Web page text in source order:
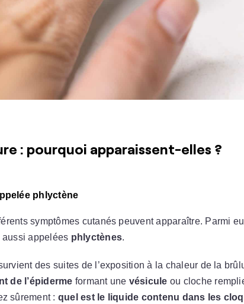
: pourquoi apparaissent-elles ?
phlyctène
symptômes cutanés peuvent apparaître. Parmi
aussi appelées phlyctènes.
des suites de l’exposition à la chaleur de la
de l’épiderme formant une vésicule ou cloche
sûrement : quel est le liquide contenu dans les